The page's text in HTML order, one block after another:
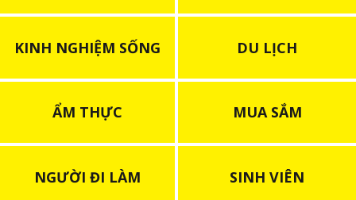
KINH NGHIỆM SỐNG DU LỊCH
ẨM THỰC MUA SẮM
NGƯỜI ĐI LÀM SINH VIÊN